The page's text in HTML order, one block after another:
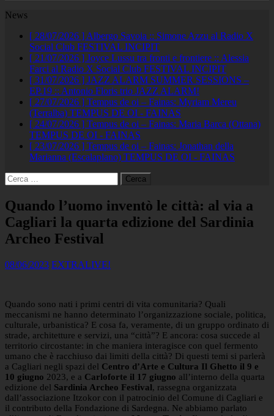
News
[ 28/07/2026 ] Albergo Savoia :: Simone Azzu al Radio X
Social Club FESTIVAL INCIPIT
[ 21/07/2026 ] Joyce Lussu tra fronti e frontiere :: Alessia
Farci al Radio X Social Club FESTIVAL INCIPIT
[ 31/07/2026 ] JAZZ ALARM SUMMER SESSIONS –
EP.19 :: Antonio Floris trio JAZZ ALARM!
[ 27/07/2026 ] Tempus de oi – Fainas: Myriam Mereu
(Terralba) TEMPUS DE OI - FAINAS
[ 24/07/2026 ] Tempus de oi – Fainas: Maria Barca (Ottana)
TEMPUS DE OI - FAINAS
[ 23/07/2026 ] Tempus de oi – Fainas: Jonathan della
Marianna (Escalaplano) TEMPUS DE OI - FAINAS
Ricerca
per:
Quando l’uomo inventò le città: al via a
Cagliari la quarta edizione del Sardinia
Archeo Festival
08/06/2023 EXTRALIVE!
Quando sono nati i primi centri di vita comunitaria? Quali
meccanismi ne hanno determinato l’organizzazione sociale, politica,
culturale, urbanistica? E cosa fa, veramente, di un gruppo ordinato di
strade, architetture e servizi, una “città”? E ancora: cosa succede al
territorio circostante: in che maniera interagisce con quel fermento
umano che è racchiuso dai limiti della città? Di questi temi si parlerà
a Cagliari negli spazi del Centro d’Arte e Cultura Il Ghetto il 9 e
10 giugno 2023, e a Carloforte il 17 giugno all’interno della quarta
edizione del Sardinia Archeo Festival, rassegna organizzata
dall’associazione Itzokor con il patrocinio del Comune di Cagliari e
il contributo della Fondazione di Sardegna. Ne abbiamo parlato